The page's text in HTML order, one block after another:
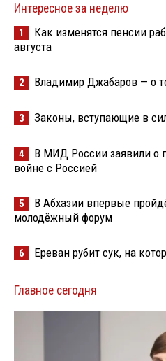
Интересное за неделю
1
Как изменятся пенсии
августа
2 Владимир Джабаров — о
3 Законы, вступающие в
4
В МИД России заявили о
войне с Россией
5
В Абхазии впервые
молодёжный форум
6 Ереван рубит сук, на
Главное сегодня